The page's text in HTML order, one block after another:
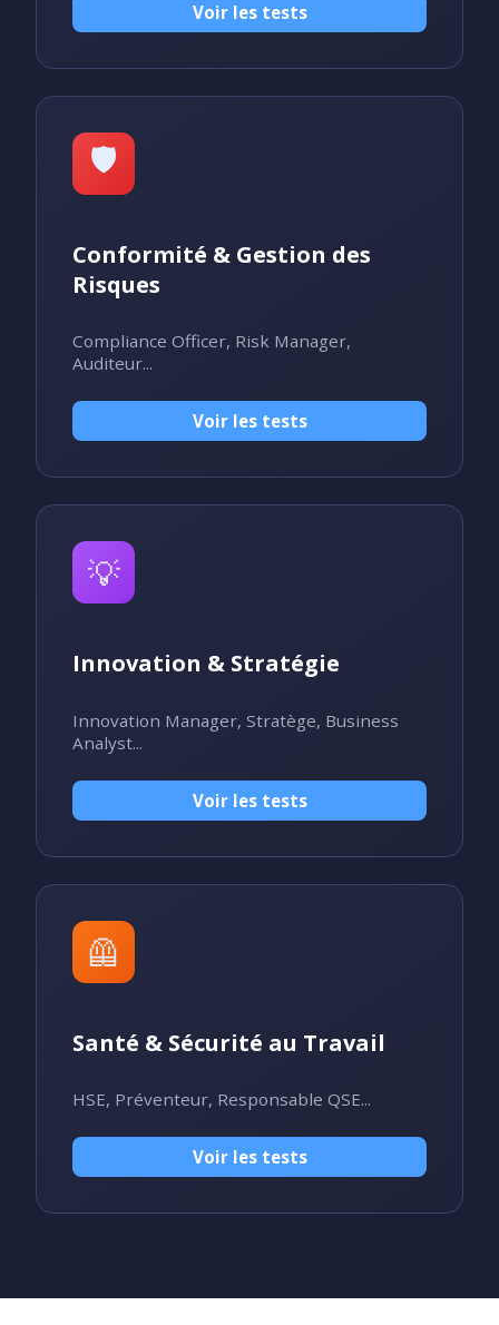
Voir les tests
🛡️
Conformité & Gestion des
Risques
Compliance Officer, Risk Manager,
Auditeur...
Voir les tests
💡
Innovation & Stratégie
Innovation Manager, Stratège, Business
Analyst...
Voir les tests
🦺
Santé & Sécurité au Travail
HSE, Préventeur, Responsable QSE...
Voir les tests